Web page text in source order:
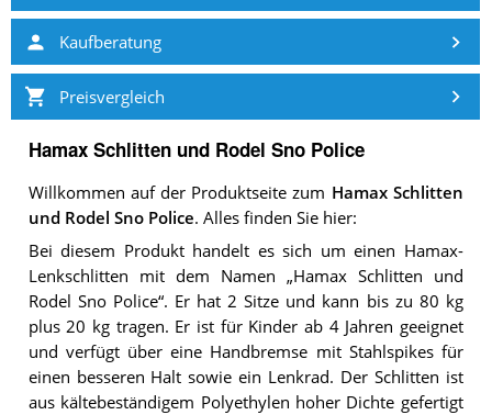
Kaufberatung
Preisvergleich
Hamax Schlitten und Rodel Sno Police
Willkommen auf der Produktseite zum Hamax Schlitten
und Rodel Sno Police. Alles finden Sie hier:
Bei diesem Produkt handelt es sich um einen Hamax-
Lenkschlitten mit dem Namen „Hamax Schlitten und
Rodel Sno Police“. Er hat 2 Sitze und kann bis zu 80 kg
plus 20 kg tragen. Er ist für Kinder ab 4 Jahren geeignet
und verfügt über eine Handbremse mit Stahlspikes für
einen besseren Halt sowie ein Lenkrad. Der Schlitten ist
aus kältebeständigem Polyethylen hoher Dichte gefertigt